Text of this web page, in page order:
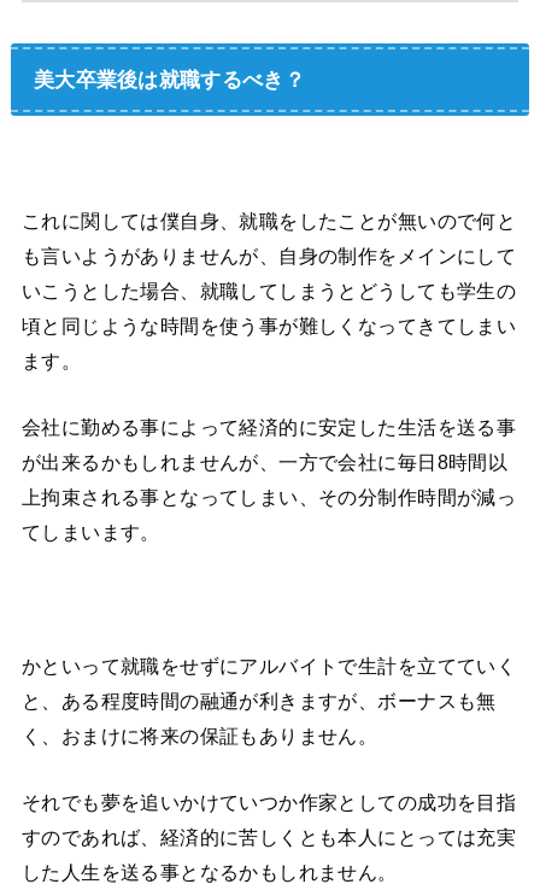
美大卒業後は就職するべき？
これに関しては僕自身、就職をしたことが無いので何と
も言いようがありませんが、自身の制作をメインにして
いこうとした場合、就職してしまうとどうしても学生の
頃と同じような時間を使う事が難しくなってきてしまい
ます。
会社に勤める事によって経済的に安定した生活を送る事
が出来るかもしれませんが、一方で会社に毎日8時間以
上拘束される事となってしまい、その分制作時間が減っ
てしまいます。
かといって就職をせずにアルバイトで生計を立てていく
と、ある程度時間の融通が利きますが、ボーナスも無
く、おまけに将来の保証もありません。
それでも夢を追いかけていつか作家としての成功を目指
すのであれば、経済的に苦しくとも本人にとっては充実
した人生を送る事となるかもしれません。